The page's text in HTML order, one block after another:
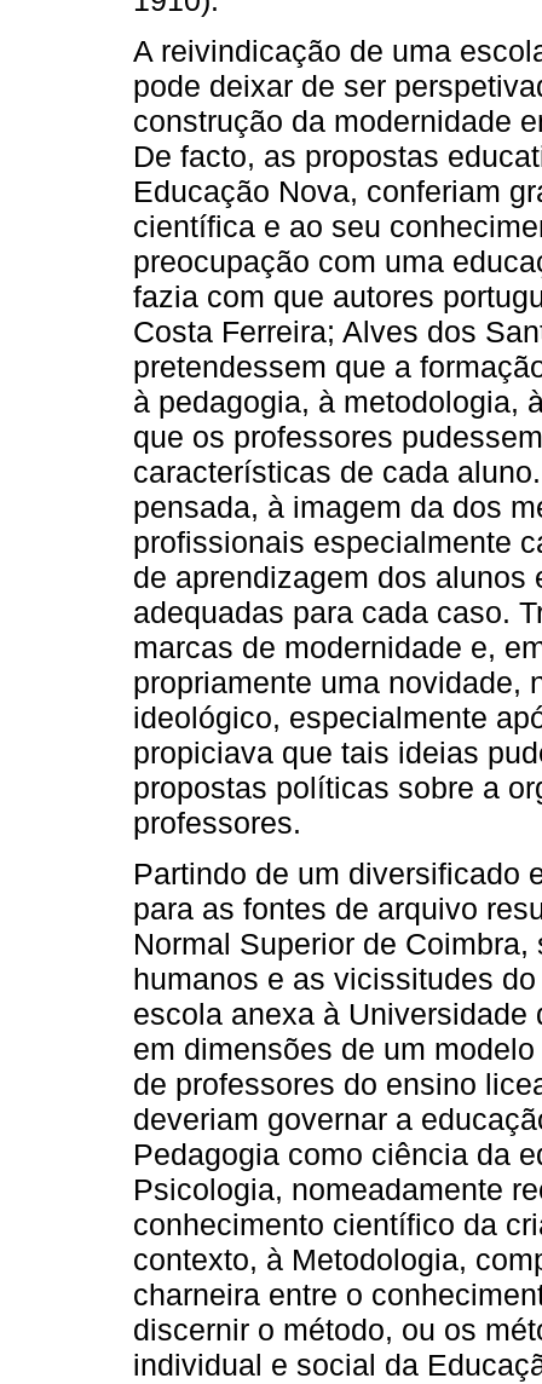
A reivindicação de uma
pode deixar de ser
construção da modernidade
De facto, as propostas
Educação Nova, conferiam
científica e ao seu
preocupação com uma
fazia com que autores
Costa Ferreira; Alves dos
pretendessem que a
à pedagogia, à metodologia,
que os professores
características de cada
pensada, à imagem da dos
profissionais especialmente
de aprendizagem dos
adequadas para cada caso.
marcas de modernidade e,
propriamente uma novidade,
ideológico, especialmente
propiciava que tais ideias
propostas políticas sobre a
professores.
Partindo de um diversificado
para as fontes de arquivo
Normal Superior de
humanos e as vicissitudes
escola anexa à
em dimensões de um
de professores do ensino
deveriam governar a
Pedagogia como ciência da
Psicologia, nomeadamente
conhecimento científico da
contexto, à Metodologia,
charneira entre o
discernir o método, ou os
individual e social da